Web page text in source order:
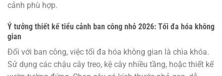
cảnh phù hợp.
Ý tưởng thiết kế tiểu cảnh ban công nhỏ 2026: Tối đa hóa không
gian
Đối với ban công, việc tối đa hóa không gian là chìa khóa.
Sử dụng các chậu cây treo, kệ cây nhiều tầng, hoặc thiết kế